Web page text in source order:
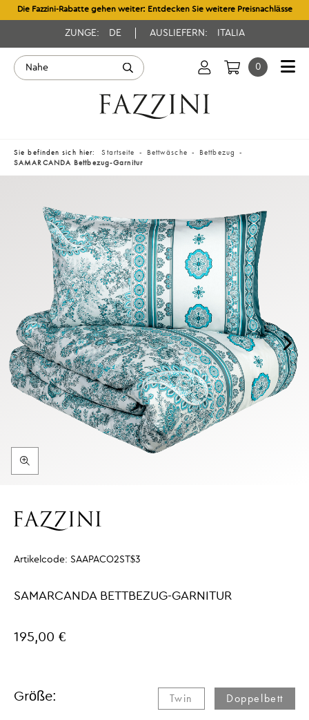
Die Fazzini-Rabatte gehen weiter: Entdecken Sie weitere Preisnachlässe
ZUNGE: DE AUSLIEFERN: ITALIA
0
Sie befinden sich hier: Startseite Bettwäsche
Bettbezug
SAMARCANDA Bettbezug-Garnitur
Artikelcode: SAAPACO2ST$3
SAMARCANDA BETTBEZUG-GARNITUR
195,00 €
Größe: Twin​ Doppelbett